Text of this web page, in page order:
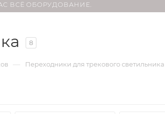
ВСЁ ОБОРУДОВАНИЕ.
8
— Переходники для трекового светильника